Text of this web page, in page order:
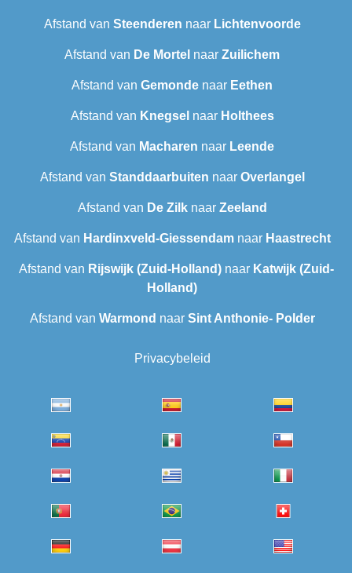
Afstand van Steenderen naar Lichtenvoorde
Afstand van De Mortel naar Zuilichem
Afstand van Gemonde naar Eethen
Afstand van Knegsel naar Holthees
Afstand van Macharen naar Leende
Afstand van Standdaarbuiten naar Overlangel
Afstand van De Zilknaar Zeeland
Afstand van Hardinxveld-Giessendamnaar Haastrecht
Afstand van Rijswijk (Zuid-Holland)naar Katwijk (Zuid-
Holland)
Afstand van Warmond naar Sint Anthonie- Polder
Privacybeleid